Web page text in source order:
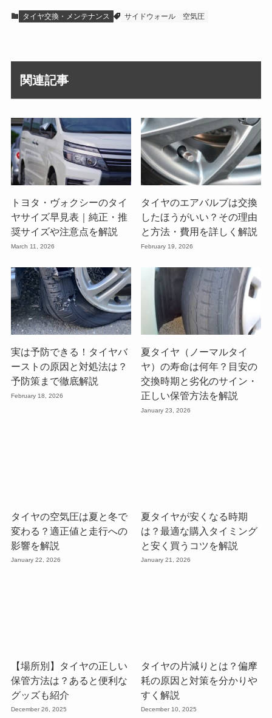
タイヤ交換・メンテナンス サイドウォール 空気圧
関連記事
トヨタ・ヴォクシーのタイ
ヤサイズ早見表｜純正・推
奨サイズや注意点を解説
March 11, 2026
タイヤのエアバルブは交換
したほうがいい？その理由
と方法・費用を詳しく解説
February 19, 2026
実は予防できる！タイヤバ
ーストの原因と対処法は？
予防策まで徹底解説
February 18, 2026
夏タイヤ（ノーマルタイ
ヤ）の寿命は何年？目安の
交換時期と劣化のサイン・
正しい保管方法を解説
January 23, 2026
タイヤの空気圧は夏と冬で
変わる？適正値と走行への
影響を解説
January 22, 2026
夏タイヤが安くなる時期
は？最適な購入タイミング
と安く買うコツを解説
January 21, 2026
【場所別】タイヤの正しい
保管方法は？あると便利な
グッズも紹介
December 26, 2025
タイヤの片減りとは？偏摩
耗の原因と対策を分かりや
すく解説
December 10, 2025